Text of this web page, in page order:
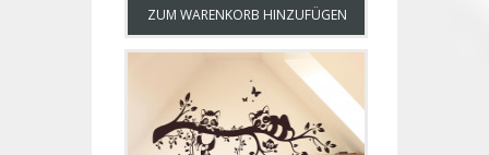
ZUM WARENKORB HINZUFÜGEN